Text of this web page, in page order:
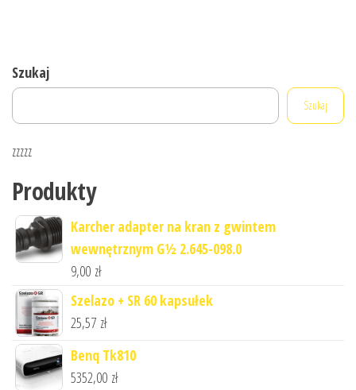
Szukaj
Szukaj
zzzzz
Produkty
Karcher adapter na kran z gwintem
wewnętrznym G½ 2.645-098.0
9,00 zł
Szelazo + SR 60 kapsułek
25,57 zł
Benq Tk810
5352,00 zł